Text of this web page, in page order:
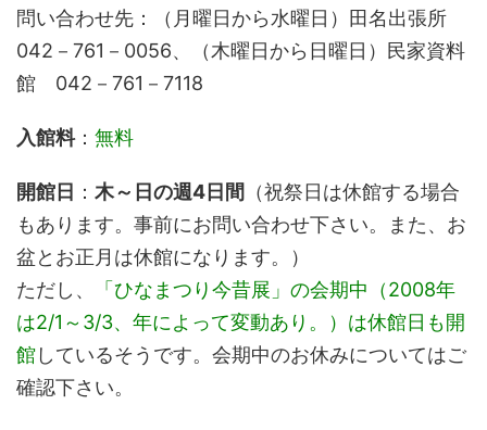
問い合わせ先：（月曜日から水曜日）田名出張所
042－761－0056、（木曜日から日曜日）民家資料
館 042－761－7118
入館料： 無料
開館日 ： 木～日の週4日間 （祝祭日は休館する場合
もあります。事前にお問い合わせ下さい。また、お
盆とお正月は休館になります。）
ただし、
「ひなまつり今昔展」の会期中（2008年
は2/1～3/3、年によって変動あり。）は休館日も開
館しているそうです。会期中のお休みについてはご
確認下さい。